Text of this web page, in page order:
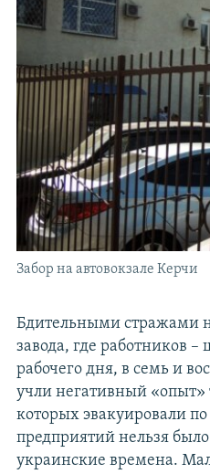
Забор на автовокзале Керчи
Бдительными стражами
завода, где работников
рабочего дня, в семь и
учли негативный «опыт»
которых эвакуировали
предприятий нельзя
украинские времена.